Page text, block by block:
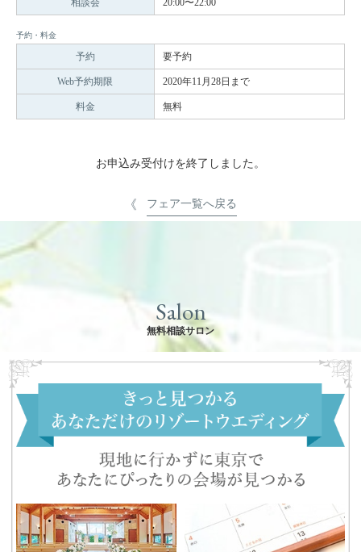
相談会 20:00〜22:00
予約・料金
予約 要予約
Web予約期限 2020年11月28日まで
料金 無料
お申込み受付けを終了しました。
フェア一覧へ戻る
Salon
無料相談サロン